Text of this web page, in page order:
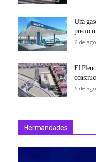
Una
precio
6 de
El
6 de
Hermandades